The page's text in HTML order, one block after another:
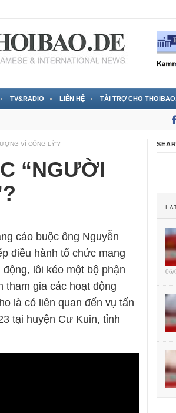
TV&RADIO LIÊN HỆ TÀI TRỢ CHO
VÌ CÔNG LÝ”?
“NGƯỜI
cáo buộc ông Nguyễn
điều hành tổ chức mang
lôi kéo một bộ phận
tham gia các hoạt động
là có liên quan đến vụ tấn
tại huyện Cư Kuin, tỉnh
06/